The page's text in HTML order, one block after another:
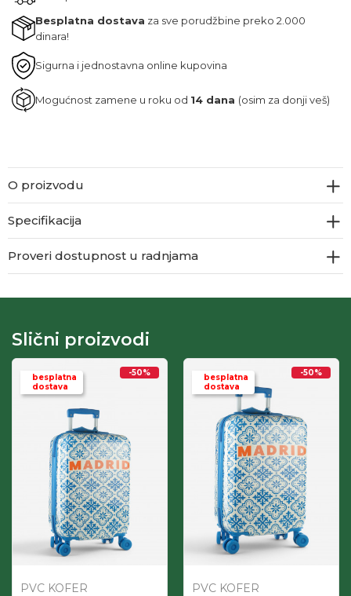
Besplatna dostava za sve porudžbine preko 2.000
dinara!
Sigurna i jednostavna online kupovina
Mogućnost zamene u roku od 14 dana (osim za donji veš)
O proizvodu
Specifikacija
Proveri dostupnost u radnjama
Slični proizvodi
besplatna
dostava
-50%
PVC KOFER
besplatna
dostava
-50%
PVC KOFER